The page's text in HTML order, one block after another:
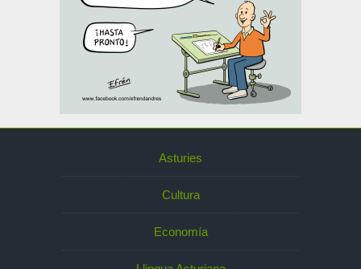
Asturies
Cultura
Economía